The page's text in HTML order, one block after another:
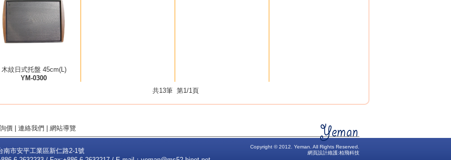
木紋日式托盤 45cm(L)
YM-0300
共13筆 第1/1頁
價 連絡我們 網站導覽
南市安平工業區新仁路2-1號
Copyright © 2012. Yeman. All Rights Reserved.
網頁設計維護:柏飛科技